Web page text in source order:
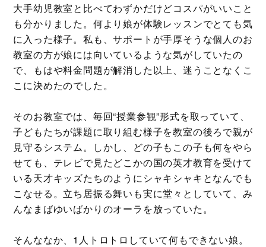
大手幼児教室と比べてわずかだけどコスパがいいこと
も分かりました。何より娘が体験レッスンでとても気
に入った様子。私も、サポートが手厚そうな個人のお
教室の方が娘には向いているような気がしていたの
で、もはや料金問題が解消した以上、迷うことなくこ
こに決めたのでした。
そのお教室では、毎回“授業参観”形式を取っていて、
子どもたちが課題に取り組む様子を教室の後ろで親が
見守るシステム。しかし、どの子もこの子も何をやら
せても、テレビで見たどこかの国の英才教育を受けて
いる天才キッズたちのようにシャキシャキとなんでも
こなせる。立ち居振る舞いも実に堂々としていて、み
んなまばゆいばかりのオーラを放っていた。
そんななか、1人トロトロしていて何もできない娘。